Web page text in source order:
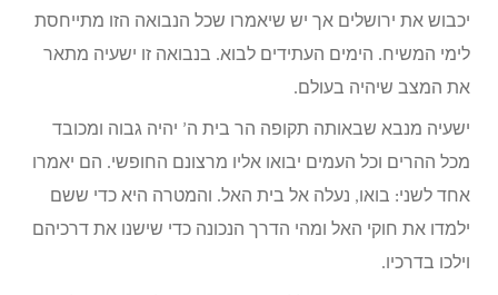
יכבוש את ירושלים אך יש שיאמרו שכל הנבואה הזו מתייחסת
לימי המשיח. הימים העתידים לבוא. בנבואה זו ישעיה מתאר
את המצב שיהיה בעולם.
ישעיה מנבא שבאותה תקופה הר בית ה’ יהיה גבוה ומכובד
מכל ההרים וכל העמים יבואו אליו מרצונם החופשי. הם יאמרו
אחד לשני: בואו, נעלה אל בית האל. והמטרה היא כדי ששם
ילמדו את חוקי האל ומהי הדרך הנכונה כדי שישנו את דרכיהם
וילכו בדרכיו.